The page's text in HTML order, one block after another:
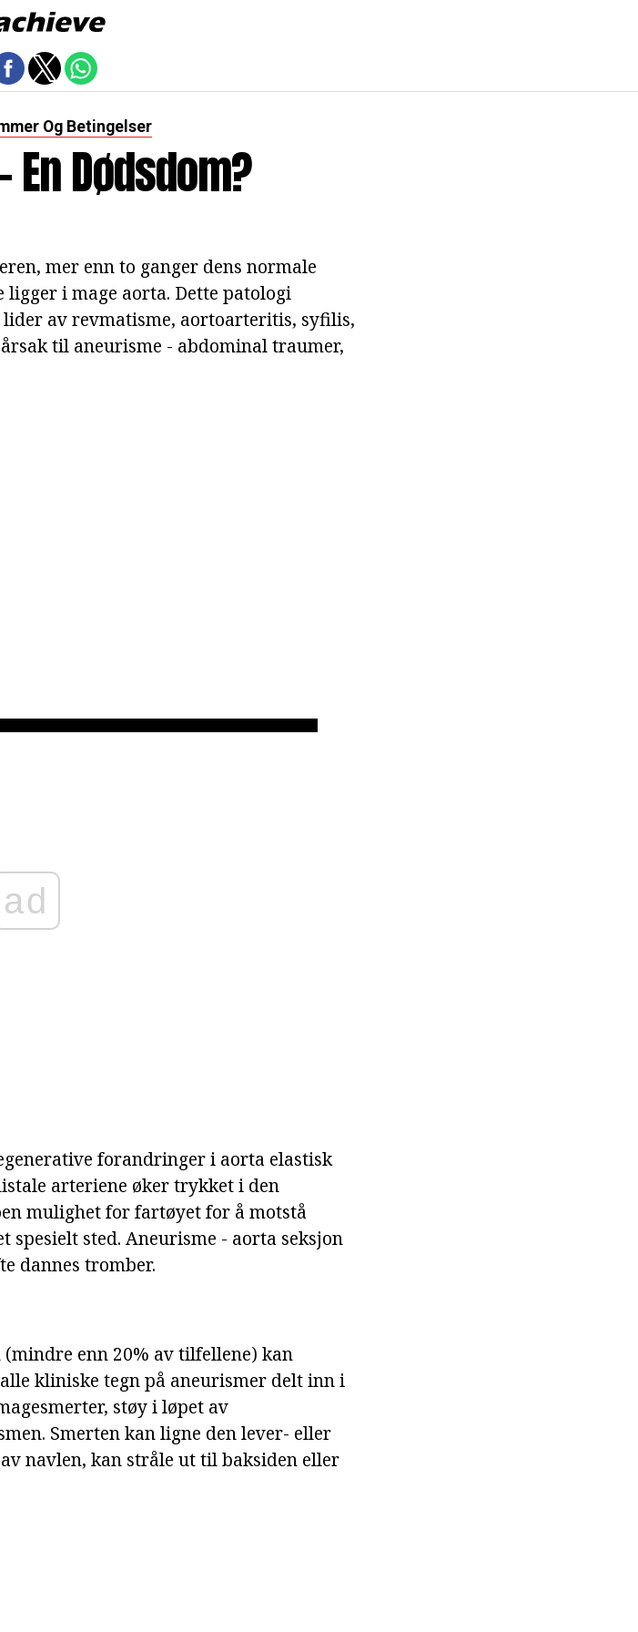
Og Betingelser
Dødsdom?
mer enn to ganger dens normale
ligger i mage aorta. Dette patologi
av revmatisme, aortoarteritis, syfilis,
til aneurisme - abdominal traumer,
ad
forandringer i aorta elastisk
arteriene øker trykket i den
mulighet for fartøyet for å motstå
sted. Aneurisme - aorta seksjon
dannes tromber.
enn 20% av tilfellene) kan
kliniske tegn på aneurismer delt inn i
støy i løpet av
Smerten kan ligne den lever- eller
navlen, kan stråle ut til baksiden eller